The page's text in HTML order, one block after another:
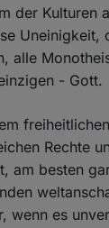
der Kulturen
Uneinigkeit,
alle
- Gott.
Rechte
am besten
wenn es